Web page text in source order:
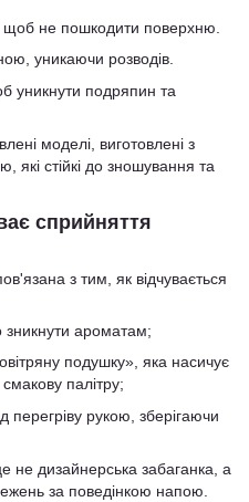
щоб не пошкодити поверхню.
уникаючи розводів.
уникнути подряпин та
моделі, виготовлені з
які стійкі до зношування та
сприйняття
з тим, як відчувається
зникнути ароматам;
подушку», яка насичує
палітру;
перегріву рукою, зберігаючи
дизайнерська забаганка, а
за поведінкою напою.